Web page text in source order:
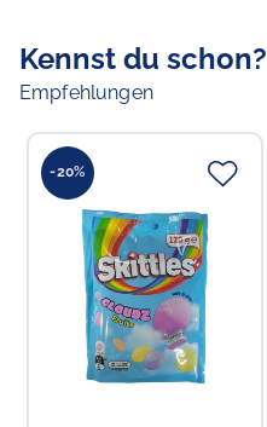
Kennst du schon?
Empfehlungen
-20%